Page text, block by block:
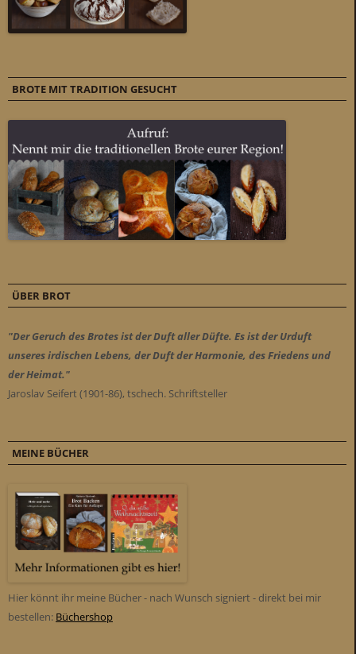
BROTE MIT TRADITION GESUCHT
ÜBER BROT
"Der Geruch des Brotes ist der Duft aller Düfte. Es ist der Urduft
unseres irdischen Lebens, der Duft der Harmonie, des Friedens und
der Heimat."
Jaroslav Seifert (1901-86), tschech. Schriftsteller
MEINE BÜCHER
Hier könnt ihr meine Bücher - nach Wunsch signiert - direkt bei mir
bestellen: Büchershop